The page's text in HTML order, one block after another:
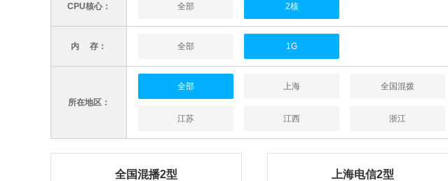
CPU核心： 全部 2核
内 存： 全部 1G
所在地区：
全部 上海 全国混拨
江苏 江西 浙江
全国混播2型 上海电信2型